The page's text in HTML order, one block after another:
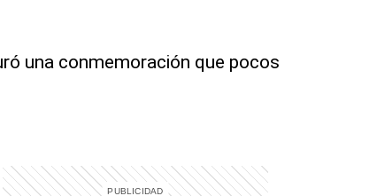
una conmemoración que pocos